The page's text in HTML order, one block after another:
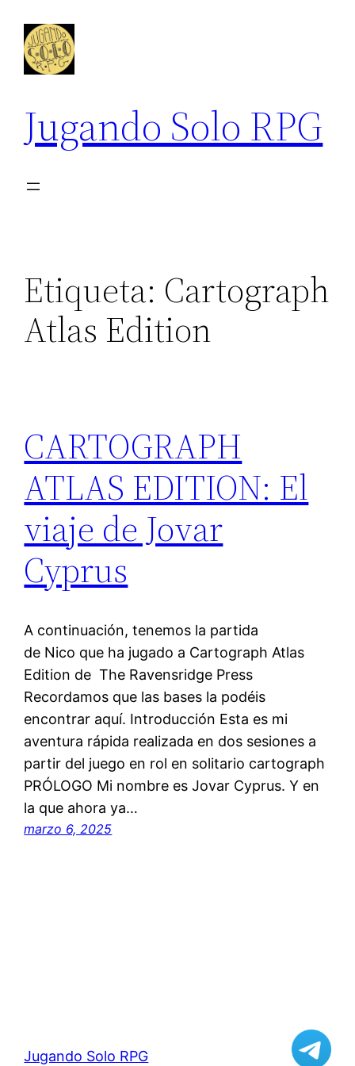
contenido
Jugando Solo RPG
Etiqueta: Cartograph
Atlas Edition
CARTOGRAPH
ATLAS EDITION: El
viaje de Jovar
Cyprus
A continuación, tenemos la partida
de Nico que ha jugado a Cartograph Atlas
Edition de The Ravensridge Press
Recordamos que las bases la podéis
encontrar aquí. Introducción Esta es mi
aventura rápida realizada en dos sesiones a
partir del juego en rol en solitario cartograph
PRÓLOGO Mi nombre es Jovar Cyprus. Y en
la que ahora ya…
marzo 6, 2025
Jugando Solo RPG